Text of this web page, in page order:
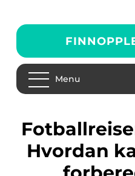
Menu
Fotballreiser til Chelsea:
Hvordan